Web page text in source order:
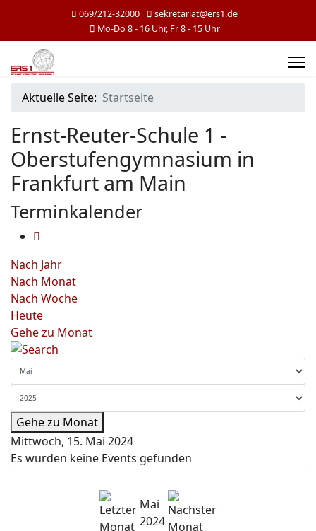
069/212-32000
sekretariat@ers1.de
Mo-Do 8 - 16 Uhr, Fr 8 - 15 Uhr
Aktuelle Seite: Startseite
Ernst-Reuter-Schule 1 -
Oberstufengymnasium in
Frankfurt am Main
Terminkalender
Nach Jahr
Nach Monat
Nach Woche
Heute
Gehe zu Monat
Gehe zu Monat
Mittwoch, 15. Mai 2024
Es wurden keine Events gefunden
Mai
2024